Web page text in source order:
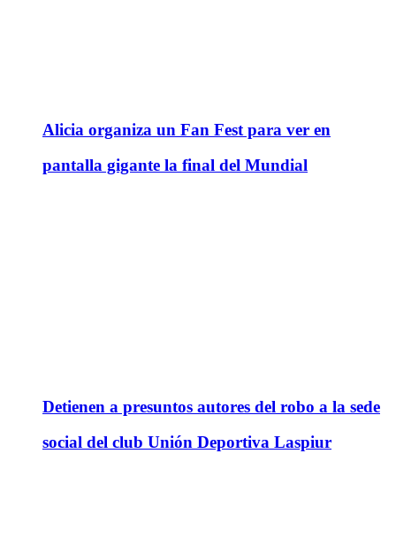
Alicia organiza un Fan Fest para ver en
pantalla gigante la final del Mundial
Detienen a presuntos autores del robo a la sede
social del club Unión Deportiva Laspiur